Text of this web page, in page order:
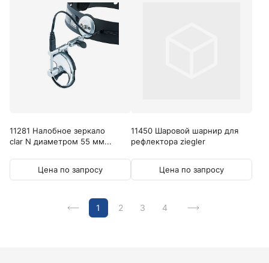
11281 Налобное зеркало
clar N диаметром 55 мм...
Цена по запросу
11450 Шаровой шарнир для
рефлектора ziegler
Цена по запросу
1 2 3 4